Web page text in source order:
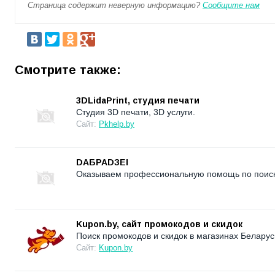
Страница содержит неверную информацию? Сообщите нам
Смотрите также:
3DLidaPrint, студия печати
Студия 3D печати, 3D услуги.
Сайт: Pkhelp.by
DAБРАDЗЕI
Оказываем профессиональную помощь по
Kupon.by, сайт промокодов и скидок
Поиск промокодов и скидок в магазинах
Сайт: Kupon.by